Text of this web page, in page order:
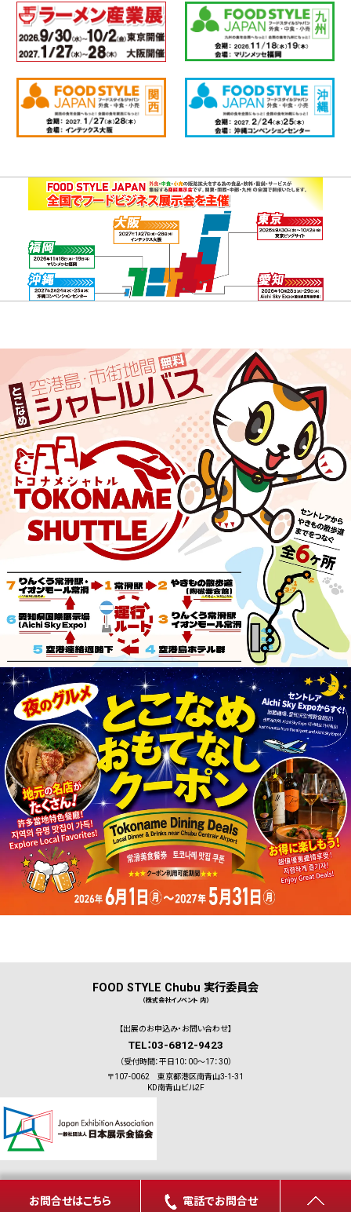
FOOD STYLE Chubu 実行委員会
（株式会社イノベント 内）
【出展のお申込み・お問い合わせ】
TEL：03-6812-9423
（受付時間：平日10：00～17：30）
〒107-0062 東京都港区南青山3-1-31
KD南青山ビル2F
お問合せはこちら 電話でお問合せ